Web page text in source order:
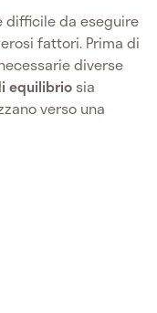
difficile da eseguire
fattori. Prima di
diverse
equilibrio sia
verso una